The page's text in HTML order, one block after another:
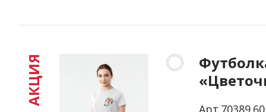
АКЦИЯ